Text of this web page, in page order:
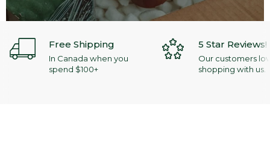
Free Shipping
In Canada when you
spend $100+
5 Star Reviews!
Our customers
shopping with us.